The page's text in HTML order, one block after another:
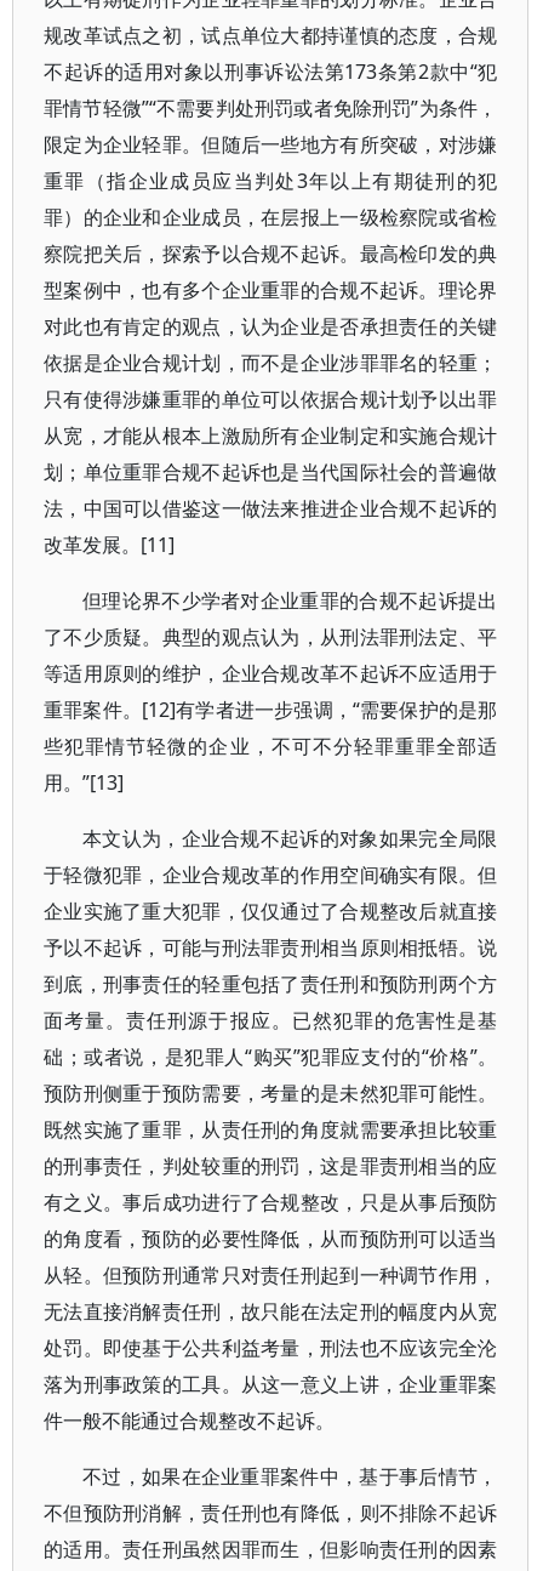
规改革试点之初，试点单位大都持谨慎的态度，合规
不起诉的适用对象以刑事诉讼法第173条第2款中“犯
罪情节轻微”“不需要判处刑罚或者免除刑罚”为条件，
限定为企业轻罪。但随后一些地方有所突破，对涉嫌
重罪（指企业成员应当判处3年以上有期徒刑的犯
罪）的企业和企业成员，在层报上一级检察院或省检
察院把关后，探索予以合规不起诉。最高检印发的典
型案例中，也有多个企业重罪的合规不起诉。理论界
对此也有肯定的观点，认为企业是否承担责任的关键
依据是企业合规计划，而不是企业涉罪罪名的轻重；
只有使得涉嫌重罪的单位可以依据合规计划予以出罪
从宽，才能从根本上激励所有企业制定和实施合规计
划；单位重罪合规不起诉也是当代国际社会的普遍做
法，中国可以借鉴这一做法来推进企业合规不起诉的
改革发展。[11]
但理论界不少学者对企业重罪的合规不起诉提出
了不少质疑。典型的观点认为，从刑法罪刑法定、平
等适用原则的维护，企业合规改革不起诉不应适用于
重罪案件。[12]有学者进一步强调，“需要保护的是那
些犯罪情节轻微的企业，不可不分轻罪重罪全部适
用。”[13]
本文认为，企业合规不起诉的对象如果完全局限
于轻微犯罪，企业合规改革的作用空间确实有限。但
企业实施了重大犯罪，仅仅通过了合规整改后就直接
予以不起诉，可能与刑法罪责刑相当原则相抵牾。说
到底，刑事责任的轻重包括了责任刑和预防刑两个方
面考量。责任刑源于报应。已然犯罪的危害性是基
础；或者说，是犯罪人“购买”犯罪应支付的“价格”。
预防刑侧重于预防需要，考量的是未然犯罪可能性。
既然实施了重罪，从责任刑的角度就需要承担比较重
的刑事责任，判处较重的刑罚，这是罪责刑相当的应
有之义。事后成功进行了合规整改，只是从事后预防
的角度看，预防的必要性降低，从而预防刑可以适当
从轻。但预防刑通常只对责任刑起到一种调节作用，
无法直接消解责任刑，故只能在法定刑的幅度内从宽
处罚。即使基于公共利益考量，刑法也不应该完全沦
落为刑事政策的工具。从这一意义上讲，企业重罪案
件一般不能通过合规整改不起诉。
不过，如果在企业重罪案件中，基于事后情节，
不但预防刑消解，责任刑也有降低，则不排除不起诉
的适用。责任刑虽然因罪而生，但影响责任刑的因素